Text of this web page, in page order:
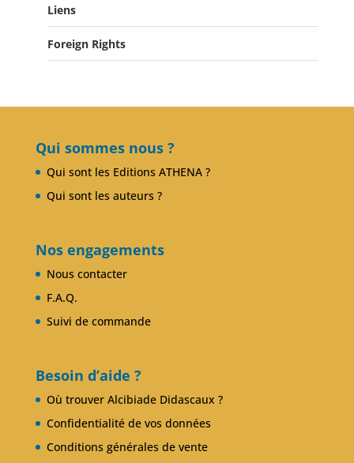
Actualités
Salons du Livre
Club Alcibiade Didascaux
Forum enseignants
Liens
Foreign Rights
Qui sommes nous ?
Qui sont les Editions ATHENA ?
Qui sont les auteurs ?
Nos engagements
Nous contacter
F.A.Q.
Suivi de commande
Besoin d’aide ?
Où trouver Alcibiade Didascaux ?
Confidentialité de vos données
Conditions générales de vente